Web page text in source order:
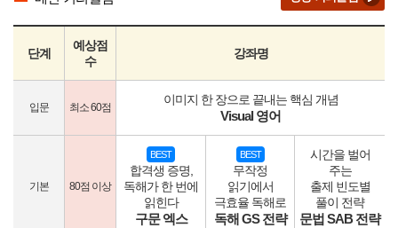
단계
예상점
수
강좌명
입문 최소 60점
이미지 한 장으로 끝내는 핵심 개념
Visual 영어
기본 80점 이상
BEST
합격생 증명,
독해가 한 번에
읽힌다
구문 엑스
BEST
무작정
읽기에서
극효율 독해로
독해 GS 전략
시간을 벌어
주는
출제 빈도별
풀이 전략
문법 SAB 전략